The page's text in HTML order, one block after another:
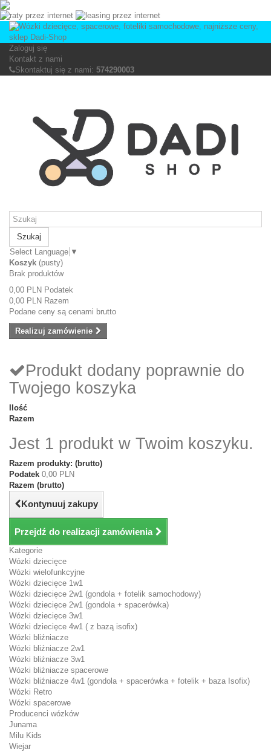
Zaloguj się
Kontakt z nami
Skontaktuj się z nami: 574290003
Szukaj
Select Language ▼
Koszyk (pusty)
Brak produktów
0,00 PLN Podatek
0,00 PLN Razem
Podane ceny są cenami brutto
Realizuj zamówienie
Produkt dodany poprawnie do
Twojego koszyka
Ilość
Razem
Jest 1 produkt w Twoim koszyku.
Razem produkty: (brutto)
Podatek 0,00 PLN
Razem (brutto)
Kontynuuj zakupy
Przejdź do realizacji zamówienia
Kategorie
Wózki dziecięce
Wózki wielofunkcyjne
Wózki dziecięce 1w1
Wózki dziecięce 2w1 (gondola + fotelik samochodowy)
Wózki dziecięce 2w1 (gondola + spacerówka)
Wózki dziecięce 3w1
Wózki dziecięce 4w1 ( z bazą isofix)
Wózki bliźniacze
Wózki bliźniacze 2w1
Wózki bliźniacze 3w1
Wózki bliźniacze spacerowe
Wózki bliźniacze 4w1 (gondola + spacerówka + fotelik + baza Isofix)
Wózki Retro
Wózki spacerowe
Producenci wózków
Junama
Milu Kids
Wiejar